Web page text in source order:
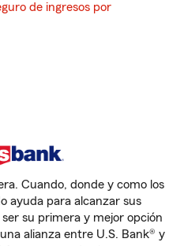
de ingresos por
Cuando, donde y como los
ayuda para alcanzar sus
su primera y mejor opción
alianza entre U.S. Bank® y